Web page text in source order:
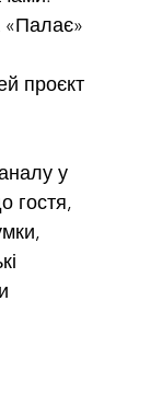
«Палає»
проєкт
у
гостя,